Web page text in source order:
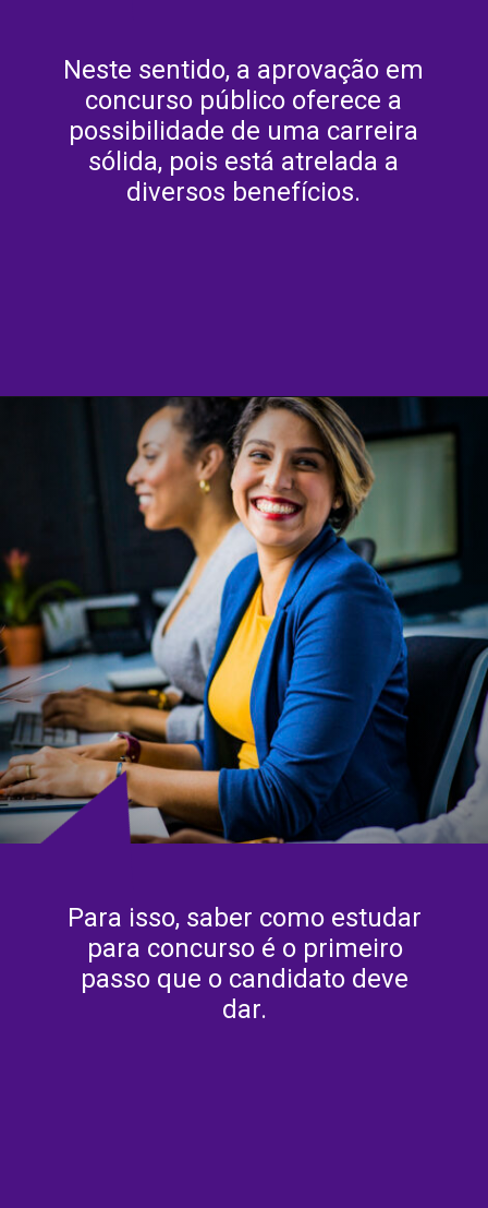
Neste sentido, a aprovação em
concurso público oferece a
possibilidade de uma carreira
sólida, pois está atrelada a
diversos benefícios.
Para isso, saber como estudar
para concurso é o primeiro
passo que o candidato deve
dar.